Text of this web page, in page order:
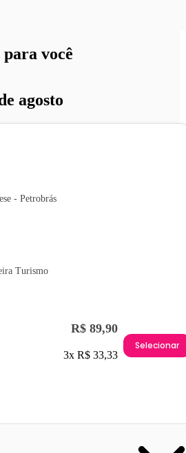
para você
agosto
- Petrobrás
Turismo
R$ 89,90
3x R$ 33,33
Selecionar